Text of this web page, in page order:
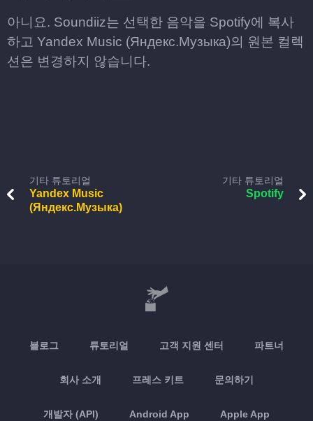
아니요. Soundiiz는 선택한 음악을 Spotify에 복사
하고 Yandex Music (Яндекс.Музыка)의 원본 컬렉
션은 변경하지 않습니다.
기타 튜토리얼
Yandex Music
(Яндекс.Музыка)
기타 튜토리얼
Spotify
블로그 튜토리얼 고객 지원 센터 파트너
회사 소개 프레스 키트 문의하기
개발자 (API) Android App Apple App